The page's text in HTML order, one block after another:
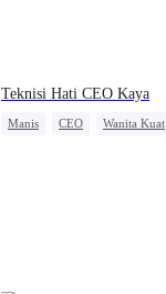
Teknisi Hati CEO Kaya
Manis CEO
Wanita Kuat